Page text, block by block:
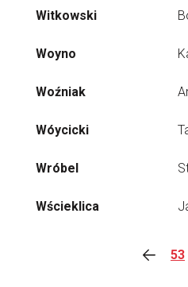
Witkowski
Woyno
Woźniak
Wóycicki
Wróbel
Wścieklica
53